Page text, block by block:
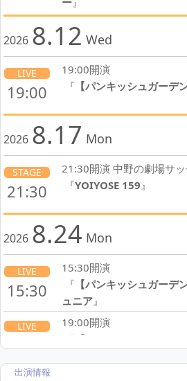
2026 8.12 Wed
LIVE
19:00
19:00開演
『 【パンキッシュガーデ
2026 8.17 Mon
STAGE
21:30
21:30開演 中野の劇場サ
『YOIYOSE 159』
2026 8.24 Mon
LIVE
15:30
15:30開演
『 【パンキッシュガー
ュニア』
LIVE
19:00
19:00開演
【パンキッシュガーデ
出演情報